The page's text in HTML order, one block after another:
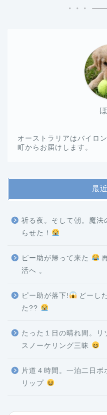
オーストラリアはバイロ
町からお届けします。
最
祈る夜。そして朝。魔法
らせた！
ピー助が帰って来た
活へ 。
ピー助が落下!
どーし
た??
たった１日の晴れ間。リ
スノーケリング三昧
片道４時間。一泊二日ボ
リップ